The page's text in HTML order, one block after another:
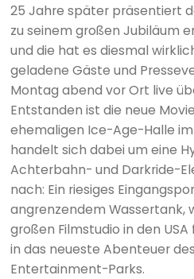
25 Jahre später präsentiert
zu seinem großen Jubiläum
und die hat es diesmal
geladene Gäste und
Montag abend vor Ort live
Entstanden ist die neue
ehemaligen Ice-Age-Halle
handelt sich dabei um eine
Achterbahn- und Darkride-
nach: Ein riesiges
angrenzendem Wassertank,
großen Filmstudio in den
in das neueste Abenteuer
Entertainment-Parks.